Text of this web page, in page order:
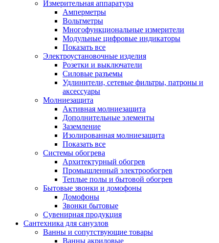
Измерительная аппаратура
Амперметры
Вольтметры
Многофункциональные измерители
Модульные цифровые индикаторы
Показать все
Электроустановочные изделия
Розетки и выключатели
Силовые разъемы
Удлинители, сетевые фильтры, патроны и
аксессуары
Молниезащита
Активная молниезащита
Дополнительные элементы
Заземление
Изолированная молниезащита
Показать все
Системы обогрева
Архитектурный обогрев
Промышленный электрообогрев
Теплые полы и бытовой обогрев
Бытовые звонки и домофоны
Домофоны
Звонки бытовые
Сувенирная продукция
Сантехника для санузлов
Ванны и сопутствующие товары
Ванны акриловые